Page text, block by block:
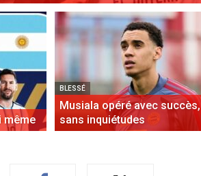
même
BLESSÉ
Musiala opéré avec succès,
sans inquiétudes